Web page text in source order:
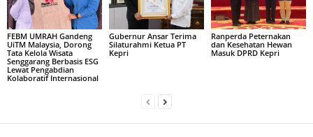
FEBM UMRAH Gandeng
UiTM Malaysia, Dorong
Tata Kelola Wisata
Senggarang Berbasis ESG
Lewat Pengabdian
Kolaboratif Internasional
Gubernur Ansar Terima
Silaturahmi Ketua PT
Kepri
Ranperda Peternakan
dan Kesehatan Hewan
Masuk DPRD Kepri